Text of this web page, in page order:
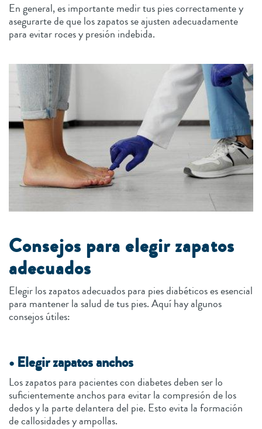
En general, es importante medir tus pies correctamente y
asegurarte de que los zapatos se ajusten adecuadamente
para evitar roces y presión indebida.
Consejos para elegir zapatos
adecuados
Elegir los zapatos adecuados para pies diabéticos es esencial
para mantener la salud de tus pies. Aquí hay algunos
consejos útiles:
• Elegir zapatos anchos
Los zapatos para pacientes con diabetes deben ser lo
suficientemente anchos para evitar la compresión de los
dedos y la parte delantera del pie. Esto evita la formación
de callosidades y ampollas.